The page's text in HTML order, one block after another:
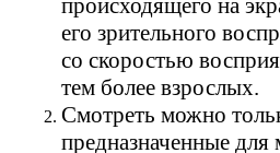
происходящего на
его зрительного
со скоростью
тем более взрослых.
Смотреть можно
предназначенные для